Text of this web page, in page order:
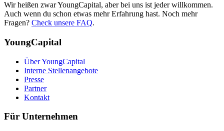
Wir heißen zwar YoungCapital, aber bei uns ist jeder willkommen.
Auch wenn du schon etwas mehr Erfahrung hast. Noch mehr
Fragen? Check unsere FAQ.
YoungCapital
Über YoungCapital
Interne Stellenangebote
Presse
Partner
Kontakt
Für Unternehmen